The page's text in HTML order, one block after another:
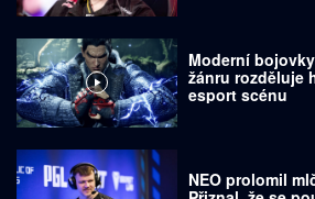
Moderní
žánru rozděluje
esport scénu
NEO prolomil